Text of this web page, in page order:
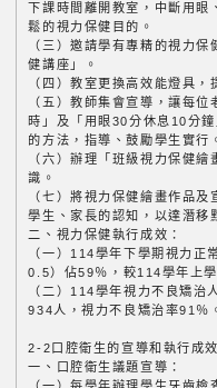
下課時間離開教室，中斷用眼
鬆的視力保健目的。
（三）邀請學有專精的視力
健講座」。
（四）教室更換高效能燈具，
（五）教師集會宣導，讓每
時」及「用眼30分休息10分
的方法，指導、鼓勵學生實行
（六）辦理「班級視力保健
識。
（七）將視力保健繪畫作品
學生、家長的認知，以達潛移
二、視力保健執行成效：
（一）114學年下學期視力正
0.5）佔59％，較114學年上
（二）114學年視力不良矯治
934人，視力不良矯治率91％
2-2口腔衛生的宣導和執行成
一、口腔衛生議題宣導：